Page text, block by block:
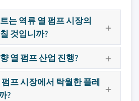
는 역류 열 펌프 시장의
것입니까?
열 펌프 산업 진행?
프 시장에서 탁월한 플레
?